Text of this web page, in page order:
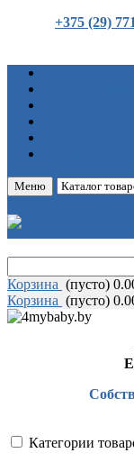
+375 (29)
Меню
Корзина (пусто)
Корзина (пусто)
Категории